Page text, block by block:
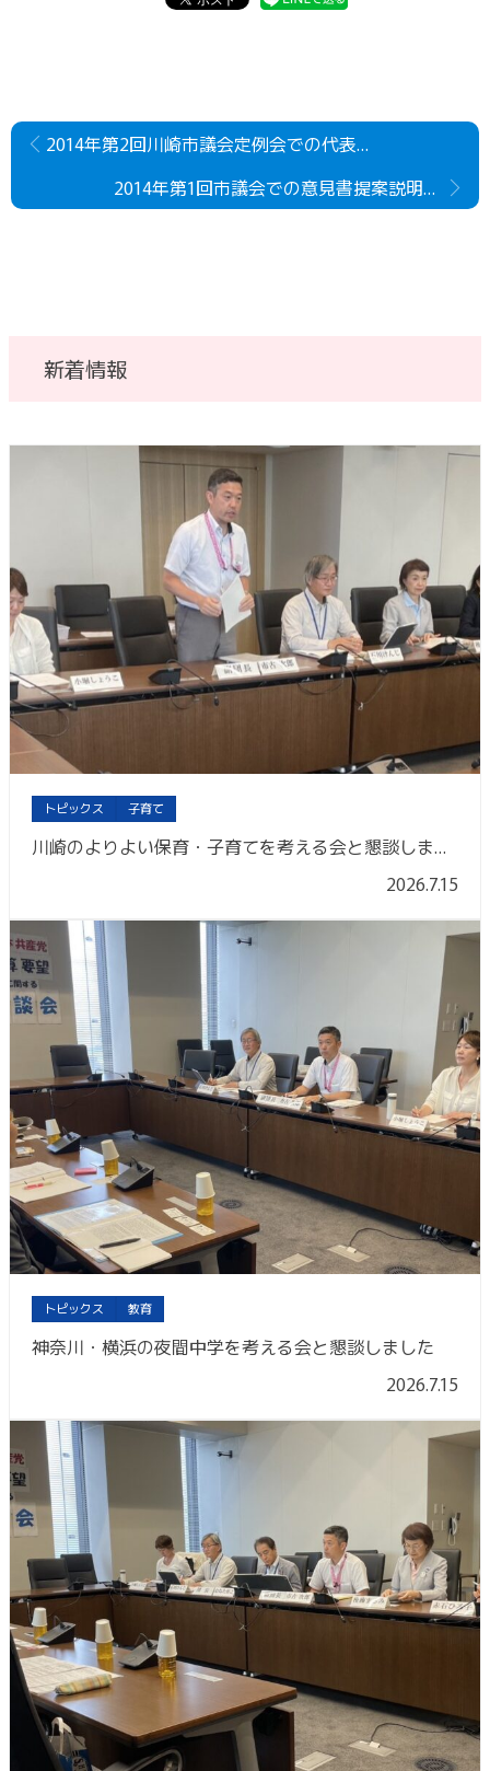
2014年第2回川崎市議会定例会での代表討論（6月議会）
2014年第1回市議会での意見書提案説明（動画・字幕）
新着情報
トピックス 子育て
川崎のよりよい保育・子育てを考える会と懇談しました
2026.7.15
トピックス 教育
神奈川・横浜の夜間中学を考える会と懇談しました
2026.7.15